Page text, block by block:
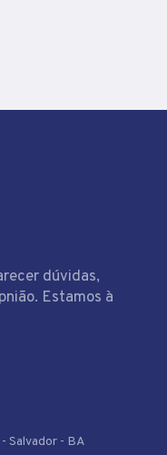
dúvidas,
Estamos à
Salvador - BA